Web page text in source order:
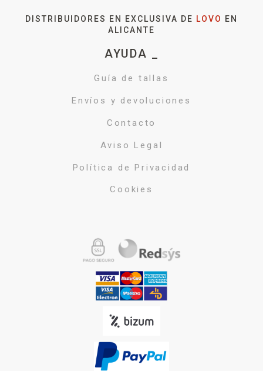
DISTRIBUIDORES EN EXCLUSIVA DE LOVO
EN
ALICANTE
AYUDA _
Guía de tallas
Envíos y devoluciones
Contacto
Aviso Legal
Política de Privacidad
Cookies